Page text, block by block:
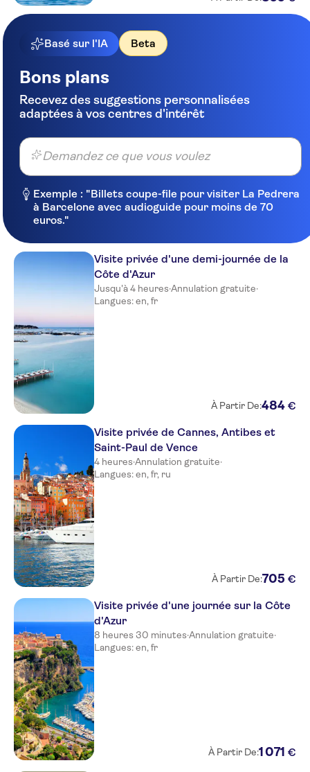
Hotel Florence Nice
Hotel Danemark
Premiere Classe Nice -
Promenade Des Anglais
Mercure Nice Centre Grimaldi
La Villa Nice Victor Hugo
Adagio Access Nice Magnan
Massena Nice
Ibis Styles Nice Vieux Port
Novotel Suites Nice Aeroport
Hotel Aston La Scala
Hotel Cronstadt
Hotel Le Grimaldi
Ajoupa Apart'hotel Nice
Hotel Paradis
Hotel du Midi
Hotel So’co by HappyCulture
Hotel d'Ostende
Hotel Le Grimaldi by
Hotel Kyriad Nice Port
Nice Garden Hotel
L'alcove Hotel
Mercure Nice Centre Notre
Dame
Ibis Styles Nice Centre Gare
Hotel Le Royal
Basé sur l'IA Beta
Bons plans
Recevez des suggestions personnalisées
adaptées à vos centres d'intérêt
Demandez ce que vous voulez
Exemple : "Billets coupe-file pour visiter La Pedrera
à Barcelone avec audioguide pour moins de 70
euros."
Visite privée d'une demi-journée de la
Côte d'Azur
Jusqu'à 4 heures·Annulation gratuite·
Langues: en, fr
À Partir De:484 €
Visite privée de Cannes, Antibes et
Saint-Paul de Vence
4 heures·Annulation gratuite·
Langues: en, fr, ru
À Partir De:705 €
Visite privée d'une journée sur la Côte
d'Azur
8 heures 30 minutes·Annulation gratuite·
Langues: en, fr
À Partir De:1 071 €